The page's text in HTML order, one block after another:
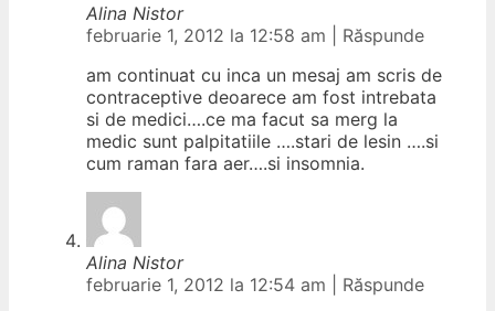
Alina Nistor
februarie 1, 2012 la 12:58 am
Răspunde
am continuat cu inca un mesaj am scris de
contraceptive deoarece am fost intrebata
si de medici….ce ma facut sa merg la
medic sunt palpitatiile ….stari de lesin ….si
cum raman fara aer….si insomnia.
Alina Nistor
februarie 1, 2012 la 12:54 am
Răspunde